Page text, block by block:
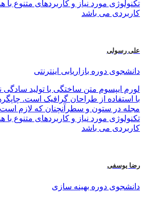
تکنولوژی مورد نیاز و کاربردهای متنوع با
کاربردی می باشد
علی رسولی
دانشجوی دوره بازاریابی اینترنتی
لورم ایپسوم متن ساختگی با تولید
با استفاده از طراحان گرافیک است.
مجله در ستون و سطرآنچنان که لازم
تکنولوژی مورد نیاز و کاربردهای متنوع با
کاربردی می باشد
رضا یوسفی
دانشجوی دوره بهینه سازی